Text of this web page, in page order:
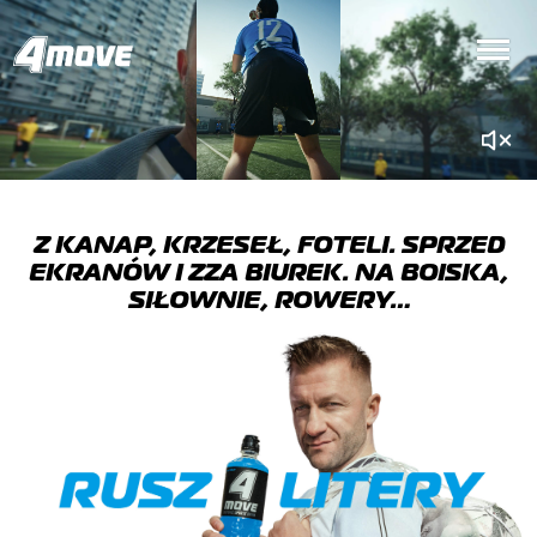
Z KANAP, KRZESEŁ, FOTELI. SPRZED
EKRANÓW I ZZA BIUREK. NA BOISKA,
SIŁOWNIE, ROWERY…